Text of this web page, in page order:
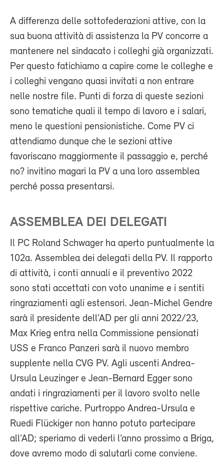
A differenza delle sottofederazioni attive, con la
sua buona attività di assistenza la PV concorre a
mantenere nel sindacato i colleghi già organizzati.
Per questo fatichiamo a capire come le colleghe e
i colleghi vengano quasi invitati a non entrare
nelle nostre file. Punti di forza di queste sezioni
sono tematiche quali il tempo di lavoro e i salari,
meno le questioni pensionistiche. Come PV ci
attendiamo dunque che le sezioni attive
favoriscano maggiormente il passaggio e, perché
no? invitino magari la PV a una loro assemblea
perché possa presentarsi.
ASSEMBLEA DEI DELEGATI
Il PC Roland Schwager ha aperto puntualmente la
102a. Assemblea dei delegati della PV. Il rapporto
di attività, i conti annuali e il preventivo 2022
sono stati accettati con voto unanime e i sentiti
ringraziamenti agli estensori. Jean-Michel Gendre
sarà il presidente dell’AD per gli anni 2022/23,
Max Krieg entra nella Commissione pensionati
USS e Franco Panzeri sarà il nuovo membro
supplente nella CVG PV. Agli uscenti Andrea-
Ursula Leuzinger e Jean-Bernard Egger sono
andati i ringraziamenti per il lavoro svolto nelle
rispettive cariche. Purtroppo Andrea-Ursula e
Ruedi Flückiger non hanno potuto partecipare
all’AD; speriamo di vederli l’anno prossimo a Briga,
dove avremo modo di salutarli come conviene.